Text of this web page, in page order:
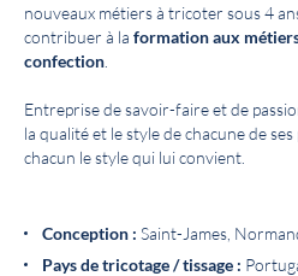
nouveaux métiers à tricoter sous 4
contribuer à la formation aux
confection
Entreprise de savoir-faire et de
la qualité et le style de chacune de ses
chacun le style qui lui convient.
Conception : Saint-James,
Pays de tricotage / tissage :